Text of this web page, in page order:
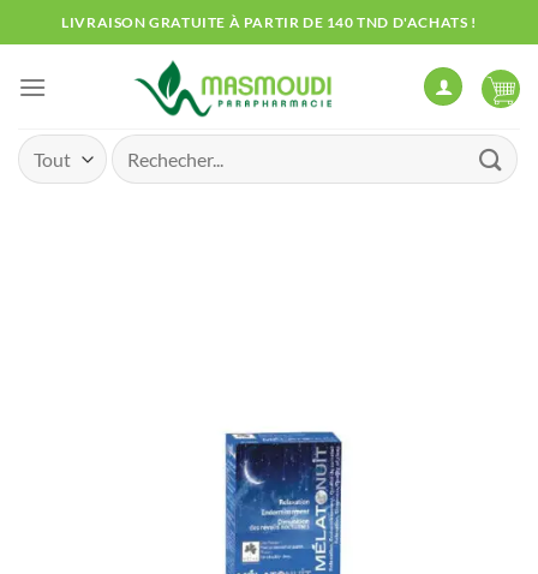
au
contenu
LIVRAISON GRATUITE À PARTIR DE 140 TND D'ACHATS !
Recherche
pour :